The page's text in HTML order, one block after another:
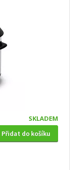
SKLADEM
Přidat do košíku